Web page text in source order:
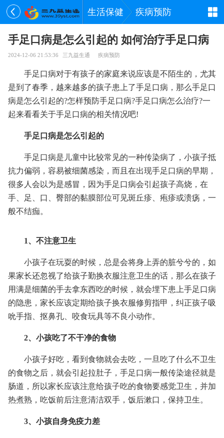
生活保健 疾病预防
手足口病是怎么引起的 如何治疗手足口病
2024-12-06 21:53:36 三九益生通 疾病预防
手足口病对于有孩子的家庭来说应该是不陌生的，尤其
是到了春季，越来越多的孩子患上了手足口病，那么手足口
病是怎么引起的?怎样预防手足口病?手足口病怎么治疗?一
起来看看关于手足口病的相关情况吧!
手足口病是怎么引起的
手足口病是儿童中比较常见的一种传染病了，小孩子抵
抗力偏弱，容易被细菌感染，而且在出现手足口病的早期，
很多人会以为是感冒，因为手足口病会引起孩子高烧，在
手、足、口、臀部的黏膜部位可见斑丘疹、疱疹或溃疡，一
般不结痂。
1、不注意卫生
小孩子在玩耍的时候，总是会将身上弄的脏兮兮的，如
果家长还忽视了给孩子勤换衣服注意卫生的话，那么在孩子
用满是细菌的手去拿东西吃的时候，就会埋下患上手足口病
的隐患，家长应该定期给孩子换衣服修剪指甲，纠正孩子吸
吮手指、抠鼻孔、咬食玩具等不良小动作。
2、小孩吃了不干净的食物
小孩子好吃，看到食物就会去吃，一旦吃了什么不卫生
的食物之后，就会引起拉肚子，手足口病一般传染途径就是
肠道，所以家长应该注意给孩子吃的食物要感觉卫生，并加
热煮熟，吃饭前后注意清洁双手，饭后漱口，保持卫生。
3、小孩自身免疫力差